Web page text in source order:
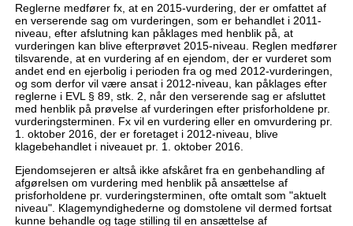
Reglerne medfører fx, at en 2015-vurdering, der er omfattet af
en verserende sag om vurderingen, som er behandlet i 2011-
niveau, efter afslutning kan påklages med henblik på, at
vurderingen kan blive efterprøvet 2015-niveau. Reglen medfører
tilsvarende, at en vurdering af en ejendom, der er vurderet som
andet end en ejerbolig i perioden fra og med 2012-vurderingen,
og som derfor vil være ansat i 2012-niveau, kan påklages efter
reglerne i EVL § 89, stk. 2, når den verserende sag er afsluttet
med henblik på prøvelse af vurderingen efter prisforholdene pr.
vurderingsterminen. Fx vil en vurdering eller en omvurdering pr.
1. oktober 2016, der er foretaget i 2012-niveau, blive
klagebehandlet i niveauet pr. 1. oktober 2016.
Ejendomsejeren er altså ikke afskåret fra en genbehandling af
afgørelsen om vurdering med henblik på ansættelse af
prisforholdene pr. vurderingsterminen, ofte omtalt som "aktuelt
niveau". Klagemyndighederne og domstolene vil dermed fortsat
kunne behandle og tage stilling til en ansættelse af